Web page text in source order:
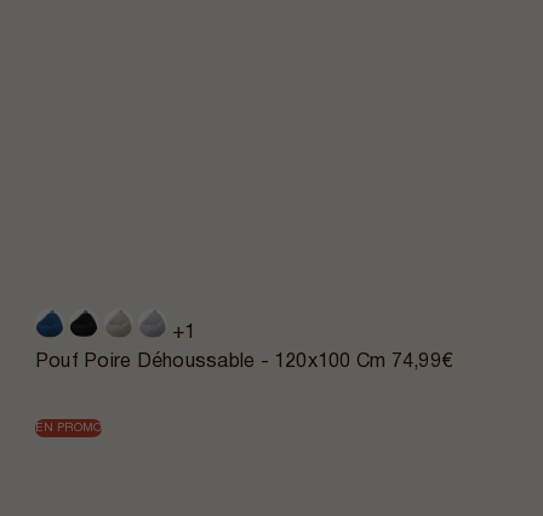
+1
Pouf Poire Déhoussable - 120x100 Cm 74,99€
EN PROMO